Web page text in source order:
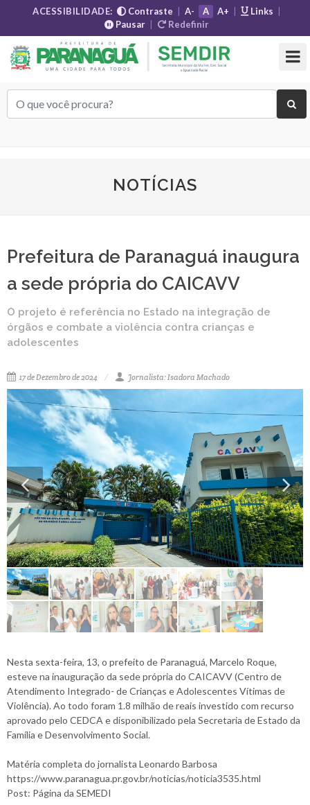
ACESSIBILIDADE: Contraste A- A A+ Links
Pausar
Redefinir
NOTÍCIAS
Prefeitura de Paranaguá inaugura
a sede própria do CAICAVV
O projeto é referência no Estado na integração de
órgãos e combate a violência contra crianças e
adolescentes
17 de Dezembro de 2024 Jornalista: Isadora Machado
Nesta sexta-feira, 13, o prefeito de Paranaguá, Marcelo Roque,
esteve na inauguração da sede própria do CAICAVV (Centro de
Atendimento Integrado- de Crianças e Adolescentes Vítimas de
Violência). Ao todo foram 1.8 milhão de reais investido com recurso
aprovado pelo CEDCA e disponibilizado pela Secretaria de Estado da
Família e Desenvolvimento Social.
Matéria completa do jornalista Leonardo Barbosa
https://www.paranagua.pr.gov.br/noticias/noticia3535.html
Post: Página da SEMEDI